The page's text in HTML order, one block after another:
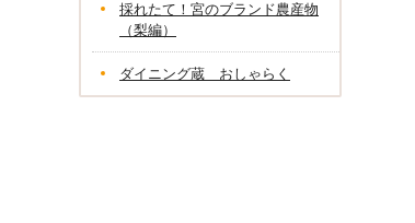
採れたて！宮のブランド農産物
（梨編）
ダイニング蔵 おしゃらく